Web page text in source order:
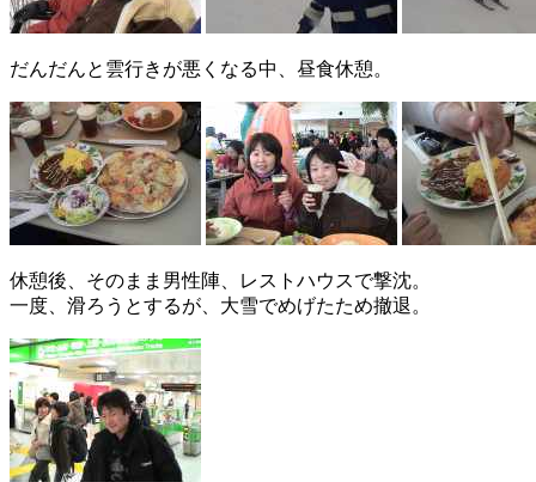
だんだんと雲行きが悪くなる中、昼食休憩。
休憩後、そのまま男性陣、レストハウスで撃沈。
一度、滑ろうとするが、大雪でめげたため撤退。